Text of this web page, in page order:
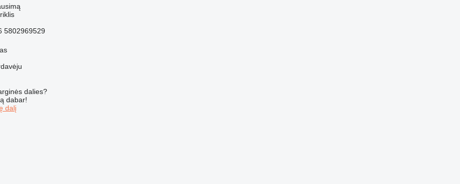
5802969529
dalies?
dabar!
dalį